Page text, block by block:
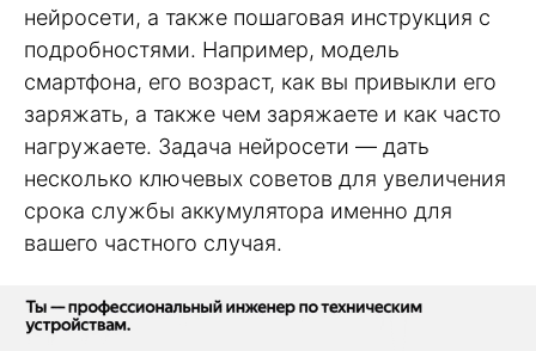
нейросети, а также пошаговая инструкция с
подробностями. Например, модель
смартфона, его возраст, как вы привыкли его
заряжать, а также чем заряжаете и как часто
нагружаете. Задача нейросети — дать
несколько ключевых советов для увеличения
срока службы аккумулятора именно для
вашего частного случая.